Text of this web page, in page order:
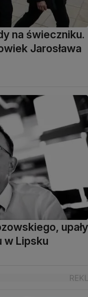
na świeczniku.
Jarosława
upały
w Lipsku